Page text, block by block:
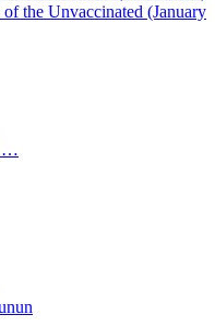
the Unvaccinated (January
…